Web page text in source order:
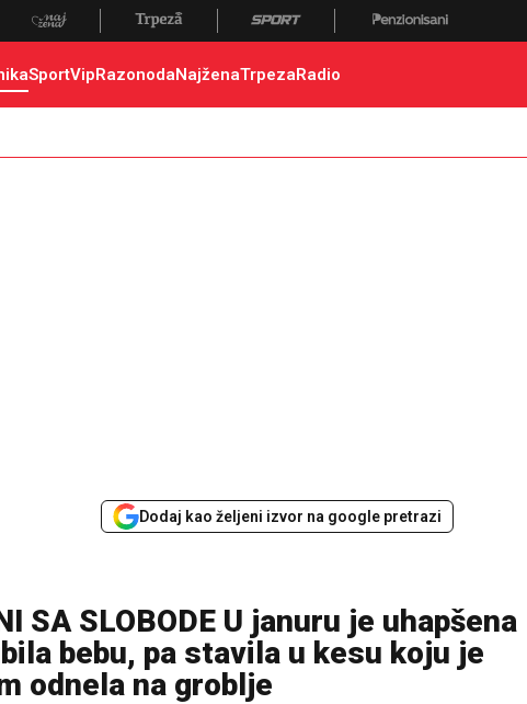
poginuli, zaplena, carina
SportVipRazonodaNajženaTrpezaRadio
Dodaj kao željeni izvor na google pretrazi
SA SLOBODE U januru je uhapšena
bebu, pa stavila u kesu koju je
odnela na groblje